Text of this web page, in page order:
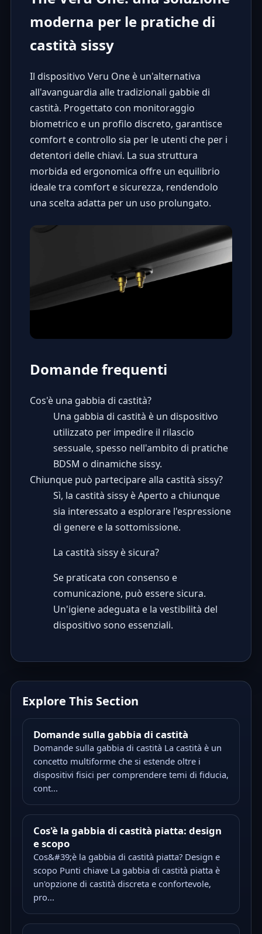
moderna per le pratiche di
castità sissy
Il dispositivo Veru Oneè un'alternativa
all'avanguardia alle tradizionali gabbie di
castità. Progettato con monitoraggio
biometrico e un profilo discreto, garantisce
comfort e controllo sia per le utenti che per i
detentori delle chiavi. La sua struttura
morbida ed ergonomica offre un equilibrio
ideale tra comfort e sicurezza, rendendolo
una scelta adatta per un uso prolungato.
Domande frequenti
Cos'è una gabbia di castità?
Una gabbia di castità è un dispositivo
utilizzato per impedire il rilascio
sessuale, spesso nell'ambito di pratiche
BDSM o dinamiche sissy.
Chiunque può partecipare alla castità sissy?
Sì, la castità sissy è Aperto a chiunque
sia interessato a esplorare l'espressione
di genere e la sottomissione.
La castità sissy è sicura?
Se praticata con consenso e
comunicazione, può essere sicura.
Un'igiene adeguata e la vestibilità del
dispositivo sono essenziali.
Explore This Section
Domande sulla gabbia di castità
Domande sulla gabbia di castità La castità è un
concetto multiforme che si estende oltre i
dispositivi fisici per comprendere temi di fiducia,
cont...
Cos'è la gabbia di castità piatta: design
e scopo
Cos&#39;è la gabbia di castità piatta? Design e
scopo Punti chiave La gabbia di castità piatta è
un'opzione di castità discreta e confortevole,
pro...